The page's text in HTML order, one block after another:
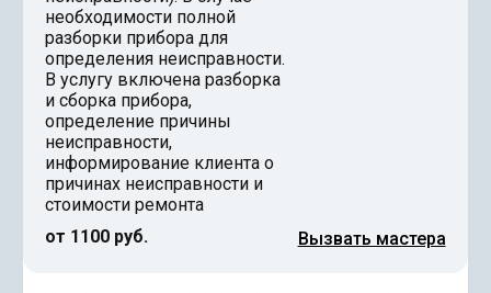
необходимости полной
разборки прибора для
определения неисправности.
В услугу включена разборка
и сборка прибора,
определение причины
неисправности,
информирование клиента о
причинах неисправности и
стоимости ремонта
от 1100 руб.
Вызвать мастера